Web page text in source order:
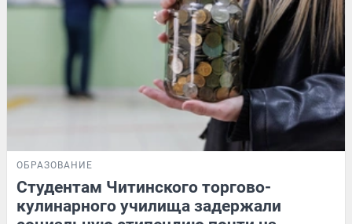
ОБРАЗОВАНИЕ
Студентам Читинского торгово-
кулинарного училища задержали